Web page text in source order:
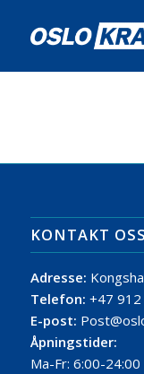
KONTAKT OSS
Adresse:
Telefon: +47
E-post:
Åpningstider:
Ma-Fr: 6:00-24:00